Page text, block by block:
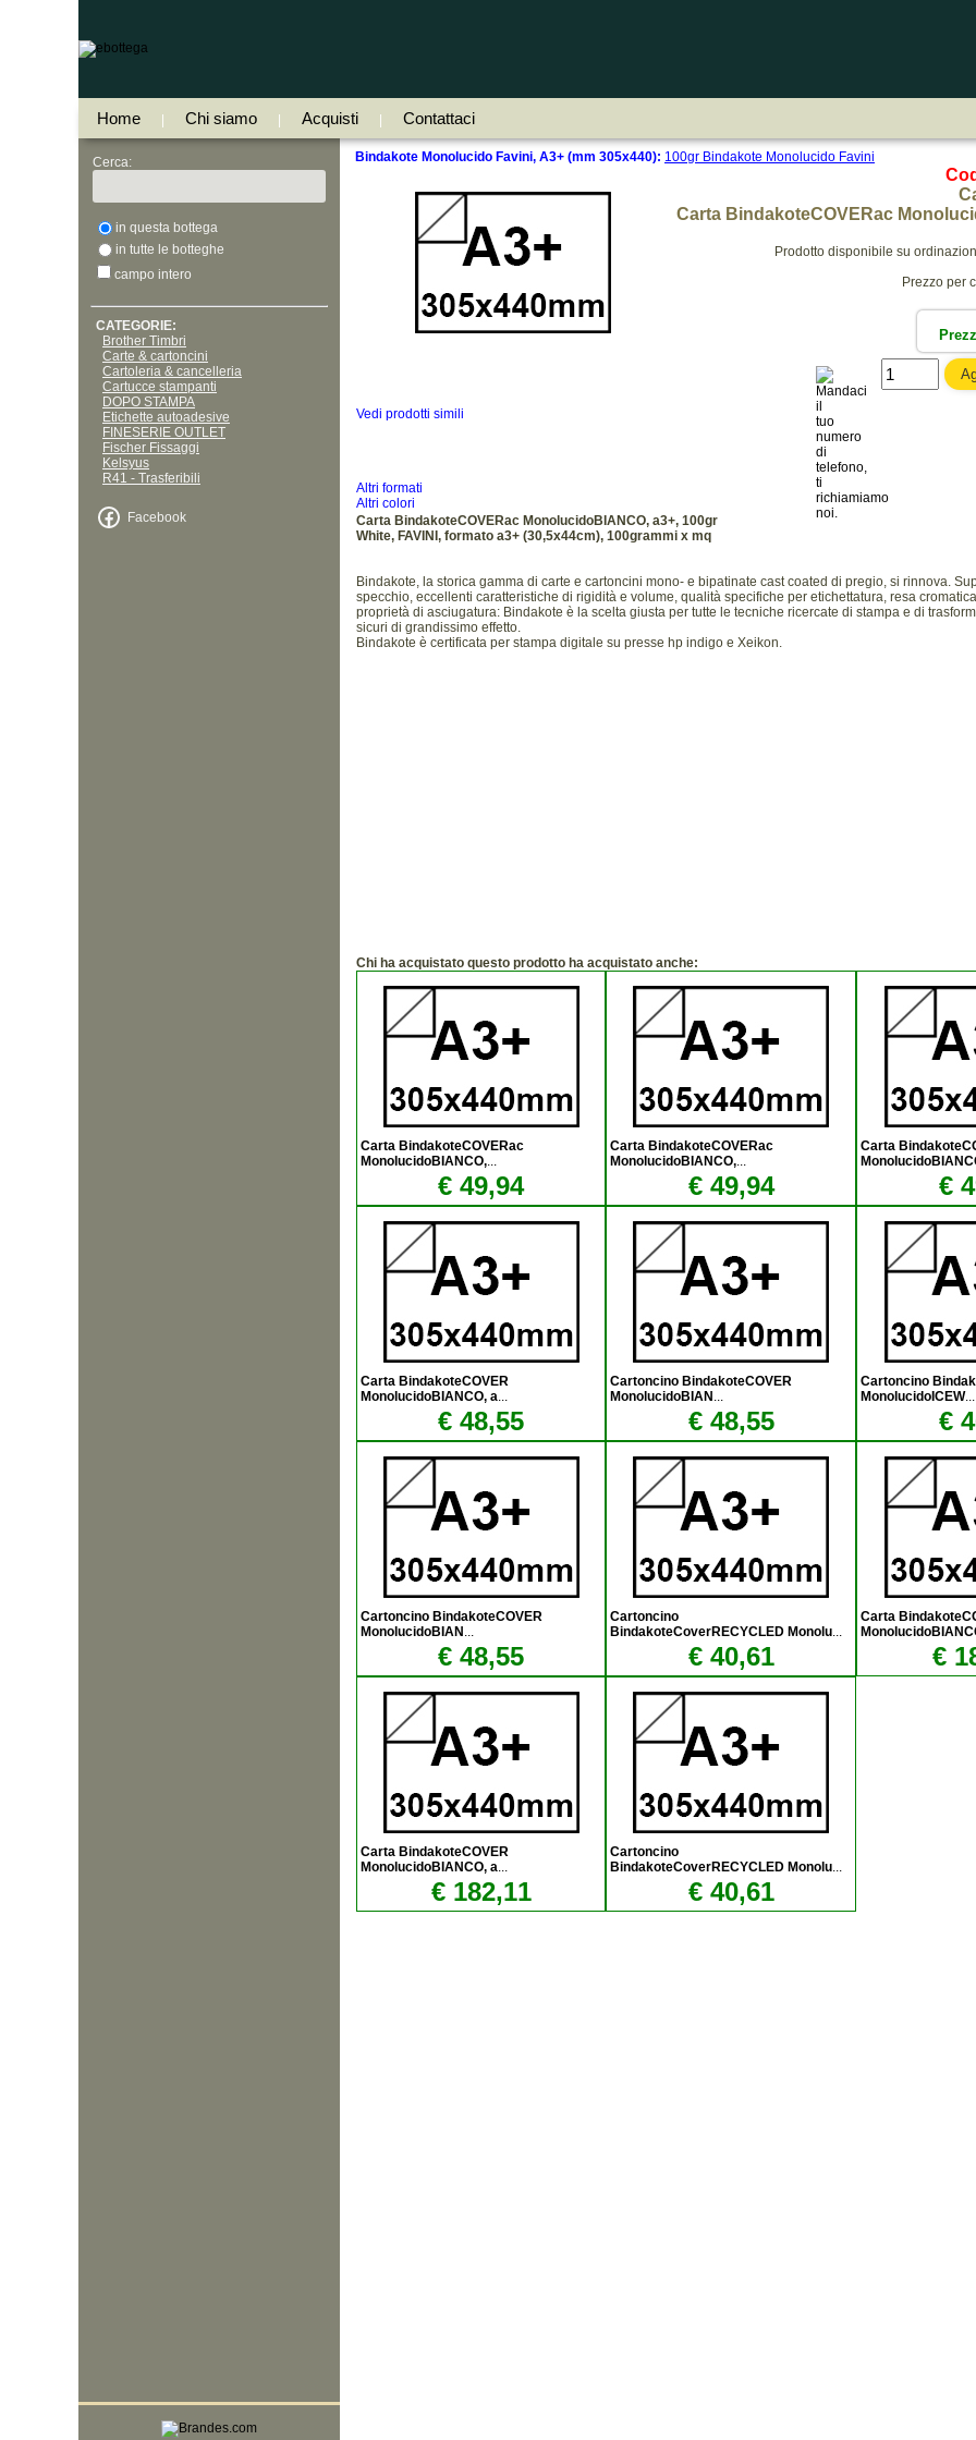
Home Chi siamo Acquisti Contattaci
Cerca:
in questa bottega
in tutte le botteghe
campo intero
CATEGORIE:
Brother Timbri
Carte & cartoncini
Cartoleria & cancelleria
Cartucce stampanti
DOPO STAMPA
Etichette autoadesive
FINESERIE OUTLET
Fischer Fissaggi
Kelsyus
R41 - Trasferibili
Facebook
Bindakote Monolucido Favini, A3+ (mm 305x440): 100gr Bindakote Monolucido Favini
Carta BindakoteCOVERac
Prodotto disponibile su
Prezzo per
Vedi prodotti simili
Altri formati
Altri colori
Carta BindakoteCOVERac MonolucidoBIANCO, a3+, 100gr
White, FAVINI, formato a3+ (30,5x44cm), 100grammi x mq
Bindakote, la storica gamma di carte e cartoncini mono- e bipatinate cast coated di pregio, si rinnova.
specchio, eccellenti caratteristiche di rigidità e volume, qualità specifiche per etichettatura, resa
proprietà di asciugatura: Bindakote è la scelta giusta per tutte le tecniche ricercate di stampa e di
sicuri di grandissimo effetto.
Bindakote è certificata per stampa digitale su presse hp indigo e Xeikon.
Chi ha acquistato questo prodotto ha acquistato anche:
Carta BindakoteCOVERac
MonolucidoBIANCO,...
€ 49,94
Carta BindakoteCOVERac
MonolucidoBIANCO,...
€ 49,94
Carta
€
Carta BindakoteCOVER
MonolucidoBIANCO, a...
€ 48,55
Cartoncino BindakoteCOVER
MonolucidoBIAN ...
€ 48,55
Cartoncino
MonolucidoICEW...
€
Cartoncino BindakoteCOVER
MonolucidoBIAN ...
€ 48,55
Cartoncino
BindakoteCoverRECYCLED Monolu...
€ 40,61
Carta
€
Carta BindakoteCOVER
MonolucidoBIANCO, a...
€ 182,11
Cartoncino
BindakoteCoverRECYCLED Monolu...
€ 40,61